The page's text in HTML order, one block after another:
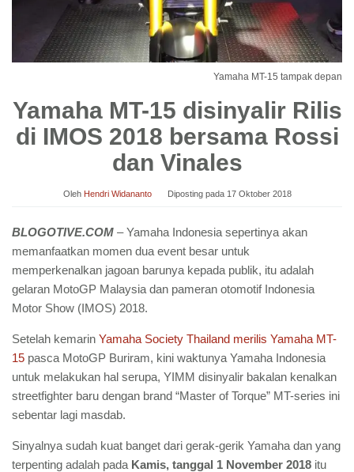
Yamaha MT-15 tampak depan
Yamaha MT-15 disinyalir Rilis
di IMOS 2018 bersama Rossi
dan Vinales
Oleh Hendri Widananto Diposting pada 17 Oktober 2018
BLOGOTIVE.COM – Yamaha Indonesia sepertinya akan
memanfaatkan momen dua event besar untuk
memperkenalkan jagoan barunya kepada publik, itu adalah
gelaran MotoGP Malaysia dan pameran otomotif Indonesia
Motor Show (IMOS) 2018.
Setelah kemarin Yamaha Society Thailand merilis Yamaha MT-
15 pasca MotoGP Buriram, kini waktunya Yamaha Indonesia
untuk melakukan hal serupa, YIMM disinyalir bakalan kenalkan
streetfighter baru dengan brand “Master of Torque” MT-series ini
sebentar lagi masdab.
Sinyalnya sudah kuat banget dari gerak-gerik Yamaha dan yang
terpenting adalah pada Kamis, tanggal 1 November 2018 itu